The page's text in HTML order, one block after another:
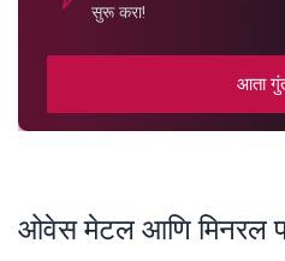
सुरू करा!
आता
ओवेस मेटल आणि मिनरल